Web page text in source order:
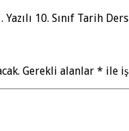
Yazılı 10. Sınıf Tarih
Gerekli alanlar * ile